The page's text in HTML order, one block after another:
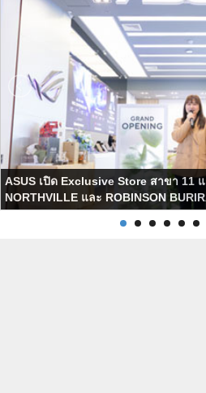
ASUS เปิด Exclusive Store สาขา 11
NORTHVILLE และ ROBINSON